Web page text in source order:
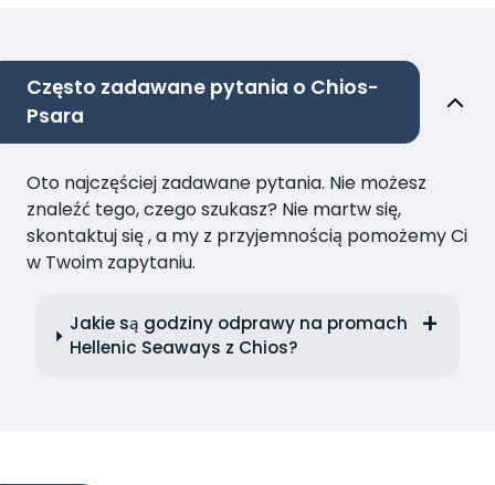
Często zadawane pytania o Chios-
Psara
Oto najczęściej zadawane pytania. Nie możesz
znaleźć tego, czego szukasz? Nie martw się,
skontaktuj się , a my z przyjemnością pomożemy Ci
w Twoim zapytaniu.
Jakie są godziny odprawy na promach
Hellenic Seaways z Chios?